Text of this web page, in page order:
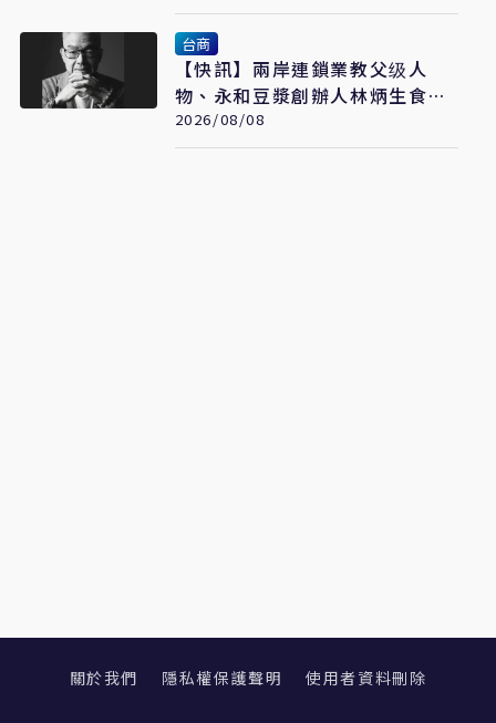
台商
【快訊】兩岸連鎖業教父级人
物、永和豆漿創辦人林炳生食道
癌病逝 享年70歲
2026/08/08
關於我們 隱私權保護聲明 使用者資料刪除